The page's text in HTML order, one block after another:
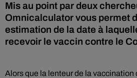
Mis au point par deux
Omnicalculator vous permet
estimation de la date à
recevoir le vaccin contre le
Alors que la lenteur de la vaccination